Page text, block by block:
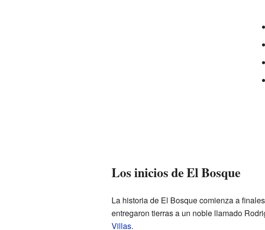
Los inicios de El Bosque
La historia de El Bosque comienza a
entregaron tierras a un noble llamado
Villas.